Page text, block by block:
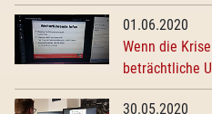
01.06.2020
Wenn die
beträchtliche
30.05.2020